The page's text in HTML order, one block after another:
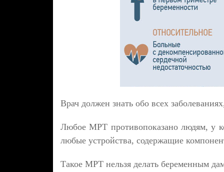
Врач должен знать обо всех
Любое МРТ противопоказано людям, у
любые устройства, содержащие
Такое МРТ нельзя делать беременным